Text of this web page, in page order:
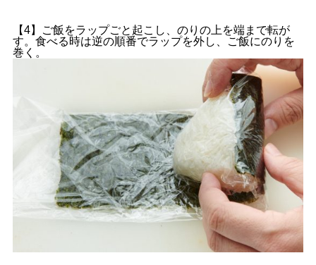
【4】ご飯をラップごと起こし、のりの上を端まで転が
す。食べる時は逆の順番でラップを外し、ご飯にのりを
巻く。